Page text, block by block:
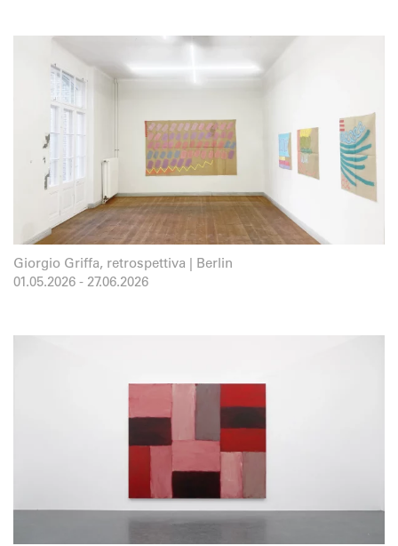
Giorgio Griffa, retrospettiva | Berlin
01.05.2026 - 27.06.2026